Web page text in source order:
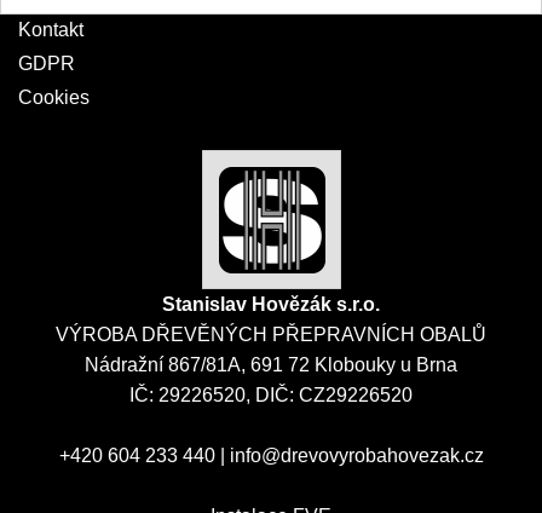
Kontakt
GDPR
Cookies
Stanislav Hovězák s.r.o.
VÝROBA DŘEVĚNÝCH PŘEPRAVNÍCH OBALŮ
Nádražní 867/81A, 691 72 Klobouky u Brna
IČ: 29226520, DIČ: CZ29226520
+420 604 233 440| info@drevovyrobahovezak.cz